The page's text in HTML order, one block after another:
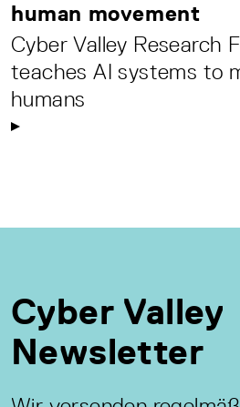
human movement
Cyber Valley Research
teaches AI systems to
humans
Cyber Valley
Newsletter